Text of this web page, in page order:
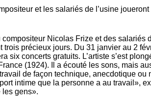
et les salariés de l’usine
Nicolas Frize et des salariés
précieux jours. Du 31 janvier au 2
six concerts gratuits. L’artiste s’est
(1924). Il a écouté les sons, mais
de façon technique, anecdotique ou
intime que la personne a au travail»,
les gens».